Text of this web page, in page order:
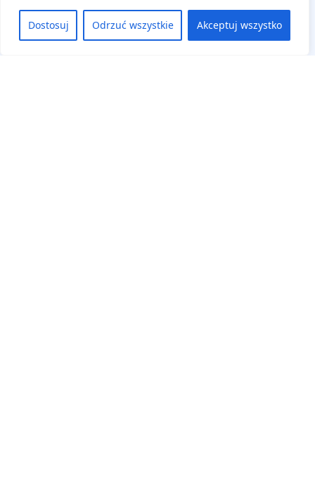
Dostosuj Odrzuć wszystkie Akceptuj wszystko
Aktualne wydarzenia
Regulamin